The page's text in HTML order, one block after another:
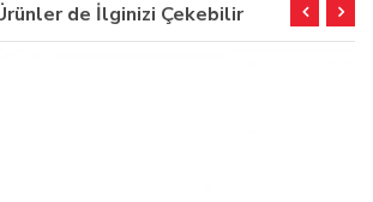
de İlginizi Çekebilir